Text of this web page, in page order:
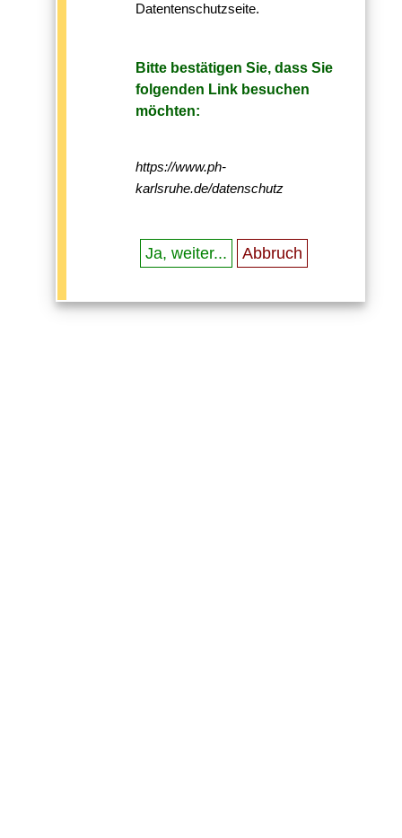
Datentenschutzseite.
Bitte bestätigen Sie, dass Sie
folgenden Link besuchen
möchten:
https://www.ph-
karlsruhe.de/datenschutz
Ja, weiter... Abbruch